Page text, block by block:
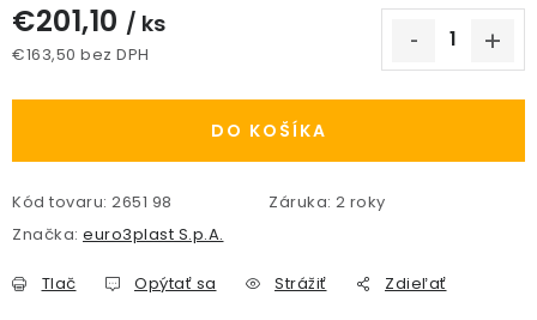
Podmienky ochrany osobných údajov
Spôsoby platby
Kontakt / Právne údaje
€201,10 / ks
€163,50 bez DPH
DO KOŠÍKA
Kód tovaru: 2651 98 Záruka: 2 roky
Značka: euro3plast S.p.A.
Tlač Opýtať sa Strážiť Zdieľať